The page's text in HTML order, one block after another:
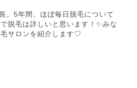
。5年間、ほぼ毎日脱毛について
脱毛は詳しいと思います！✨みな
サロンを紹介します♡